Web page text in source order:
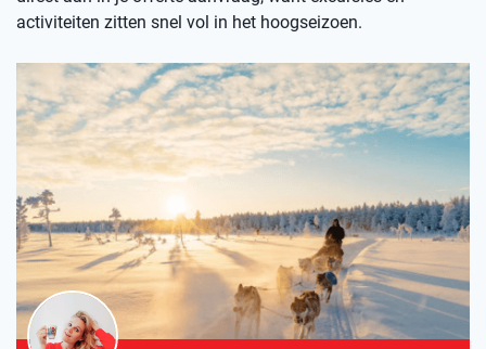
activiteiten zitten snel vol in het hoogseizoen.